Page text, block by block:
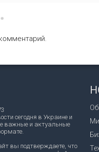
сегодня в Украине и
важные и актуальные
вы подтверждаете, что